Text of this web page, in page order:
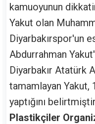
kamuoyunun
Yakut olan
Diyarbakırspor'un
Abdurrahman
Diyarbakır Atatürk
tamamlayan Yakut,
yaptığını
Plastikçiler